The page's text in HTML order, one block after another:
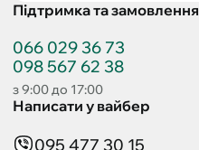
Підтримка та замовлення
066 029 36 73
098 567 62 38
з 9:00 до 17:00
Написати у вайбер
095 477 30 15